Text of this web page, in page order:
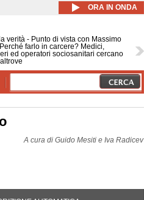
ORA IN ONDA
verità - Punto di vista con Massimo
farlo in carcere? Medici,
ed operatori sociosanitari cercano
A cura di Guido Mesiti e Iva Radicev